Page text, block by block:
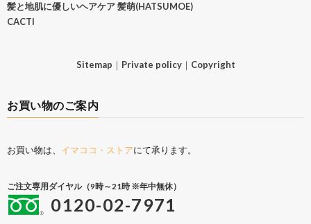
髪と地肌に優しいヘアケア 髪萌(HATSUMOE)
CACTI
Sitemap ｜ Private policy｜ Copyright
お買い物のご案内
お買い物は、 イマココ・ストアにて承ります。
ご注文専用ダイヤル（9時～21時 ※年中無休）
0120-02-7971